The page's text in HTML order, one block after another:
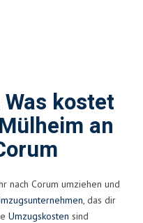
kostet
an
nach Corum umziehen und
, das dir
Umzugskosten sind